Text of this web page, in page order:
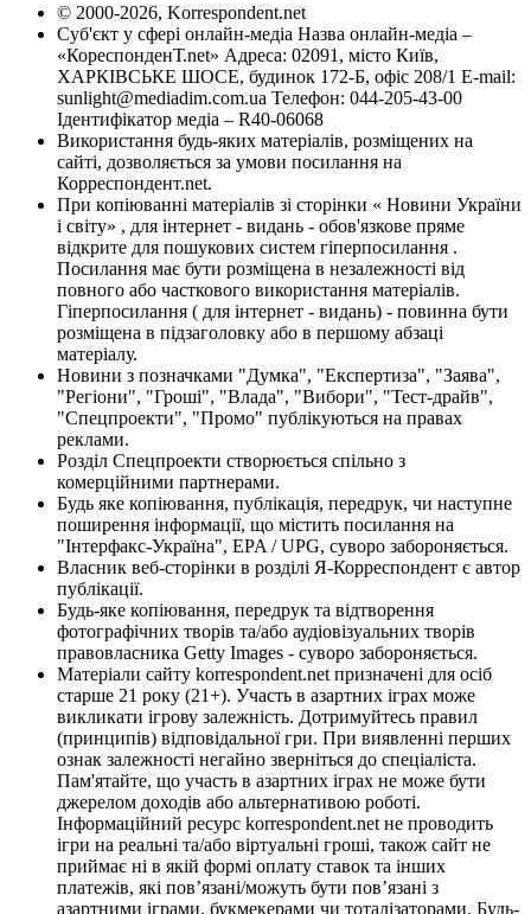
© 2000-2026, Korrespondent.net
Суб'єкт у сфері онлайн-медіа Назва онлайн-медіа –
«КореспонденТ.net» Адреса: 02091, місто Київ,
ХАРКІВСЬКЕ ШОСЕ, будинок 172-Б, офіс 208/1 E-mail:
sunlight@mediadim.com.ua Телефон: 044-205-43-00
Ідентифікатор медіа – R40-06068
Використання будь-яких матеріалів, розміщених на
сайті, дозволяється за умови посилання на
Корреспондент.net.
При копіюванні матеріалів зі сторінки « Новини України
і світу» , для інтернет - видань - обов'язкове пряме
відкрите для пошукових систем гіперпосилання .
Посилання має бути розміщена в незалежності від
повного або часткового використання матеріалів.
Гіперпосилання ( для інтернет - видань) - повинна бути
розміщена в підзаголовку або в першому абзаці
матеріалу.
Новини з позначками "Думка", "Експертиза", "Заява",
"Регіони", "Гроші", "Влада", "Вибори", "Тест-драйв",
"Спецпроекти", "Промо" публікуються на правах
реклами.
Розділ Спецпроекти створюється спільно з
комерційними партнерами.
Будь яке копіювання, публікація, передрук, чи наступне
поширення інформації, що містить посилання на
"Інтерфакс-Україна", EPA / UPG, суворо забороняється.
Власник веб-сторінки в розділі Я-Корреспондент є автор
публікації.
Будь-яке копіювання, передрук та відтворення
фотографічних творів та/або аудіовізуальних творів
правовласника Getty Images - суворо забороняється.
Матеріали сайту korrespondent.net призначені для осіб
старше 21 року (21+). Участь в азартних іграх може
викликати ігрову залежність. Дотримуйтесь правил
(принципів) відповідальної гри. При виявленні перших
ознак залежності негайно зверніться до спеціаліста.
Пам'ятайте, що участь в азартних іграх не може бути
джерелом доходів або альтернативою роботі.
Інформаційний ресурс korrespondent.net не проводить
ігри на реальні та/або віртуальні гроші, також сайт не
приймає ні в якій формі оплату ставок та інших
платежів, які пов’язані/можуть бути пов’язані з
азартними іграми, букмекерами чи тоталізаторами. Будь-